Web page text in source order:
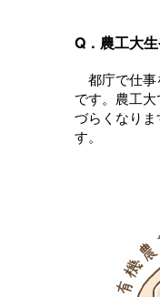
Q．農工大
都庁で仕事
です。農工
づらくなり
す。